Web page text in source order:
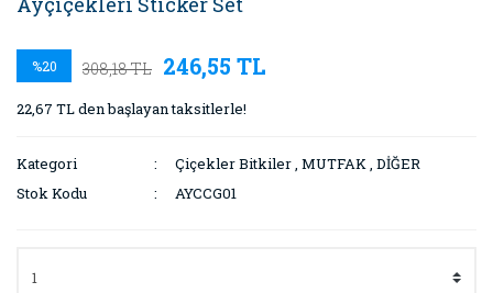
%20 308,18 TL 246,55 TL
22,67 TL den başlayan taksitlerle!
Kategori Çiçekler Bitkiler,MUTFAK,DİĞER
Stok Kodu
AYCCG01